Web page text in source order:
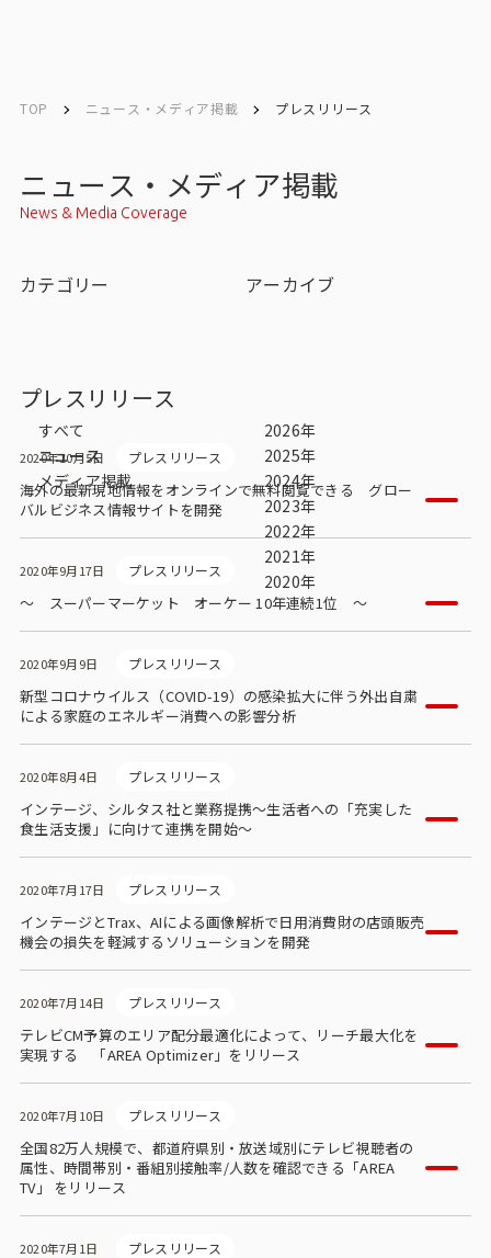
会社概要・所在地
ビジョン
沿革
多様性・ダイバーシティへの取り組み
ソリューション／サービス
アンケートモニター
採用情報
TOP ニュース・メディア掲載 プレスリリース
ニュース・メディア掲載
News & Media Coverage
カテゴリー
すべて
ニュース
メディア掲載
アーカイブ
2026年
2025年
2024年
2023年
2022年
2021年
2020年
プレスリリース
2020年10月5日 プレスリリース
海外の最新現地情報をオンラインで無料閲覧できる グロー
バルビジネス情報サイトを開発
2020年9月17日 プレスリリース
～ スーパーマーケット オーケー 10年連続1位 ～
2020年9月9日 プレスリリース
新型コロナウイルス（COVID-19）の感染拡大に伴う外出自粛
による家庭のエネルギー消費への影響分析
2020年8月4日 プレスリリース
インテージ、シルタス社と業務提携～生活者への「充実した
食生活支援」に向けて連携を開始～
2020年7月17日 プレスリリース
インテージとTrax、AIによる画像解析で日用消費財の店頭販売
機会の損失を軽減するソリューションを開発
2020年7月14日 プレスリリース
テレビCM予算のエリア配分最適化によって、リーチ最大化を
実現する 「AREA Optimizer」をリリース
2020年7月10日 プレスリリース
全国82万人規模で、都道府県別・放送域別にテレビ視聴者の
属性、時間帯別・番組別接触率/人数を確認できる「AREA
TV」 をリリース
2020年7月1日 プレスリリース